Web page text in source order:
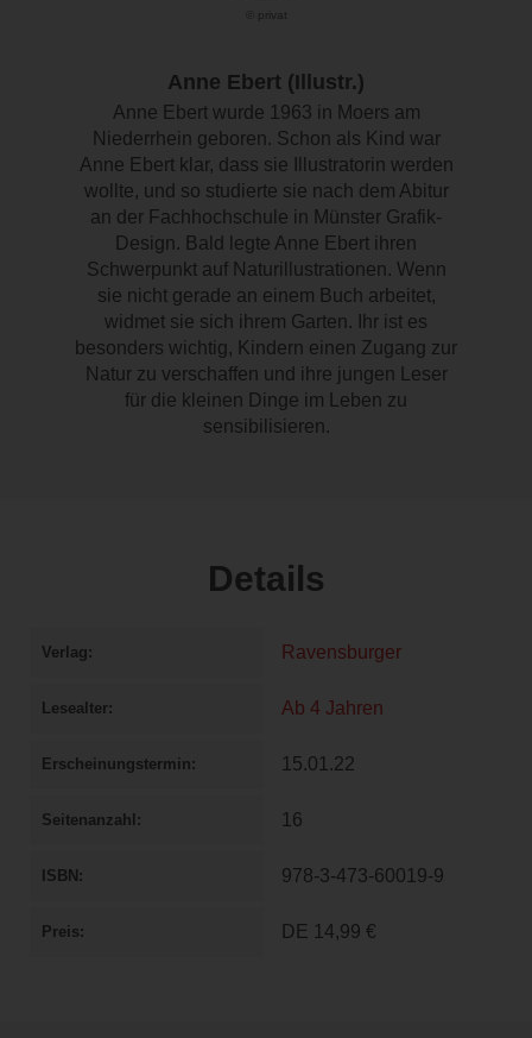
© privat
Anne Ebert (Illustr.)
Anne Ebert wurde 1963 in Moers am
Niederrhein geboren. Schon als Kind war
Anne Ebert klar, dass sie Illustratorin werden
wollte, und so studierte sie nach dem Abitur
an der Fachhochschule in Münster Grafik-
Design. Bald legte Anne Ebert ihren
Schwerpunkt auf Naturillustrationen. Wenn
sie nicht gerade an einem Buch arbeitet,
widmet sie sich ihrem Garten. Ihr ist es
besonders wichtig, Kindern einen Zugang zur
Natur zu verschaffen und ihre jungen Leser
für die kleinen Dinge im Leben zu
sensibilisieren.
Details
Verlag Ravensburger
Lesealter Ab 4 Jahren
Erscheinungstermin 15.01.22
Seitenanzahl 16
ISBN 978-3-473-60019-9
Preis DE 14,99 €